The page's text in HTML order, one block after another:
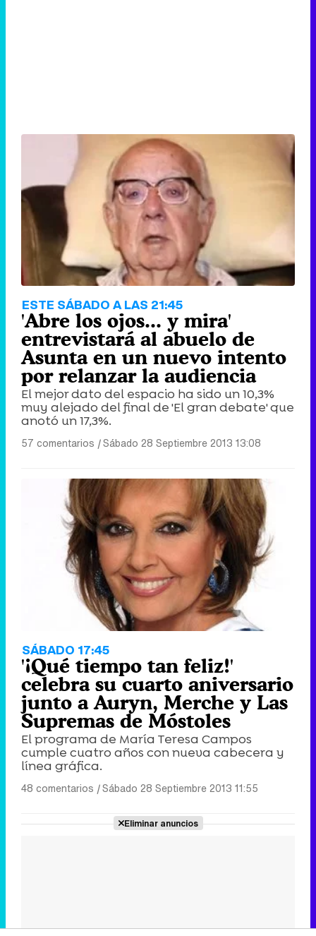
ESTE SÁBADO A LAS 21:45
'Abre los ojos... y mira'
entrevistará al abuelo de
Asunta en un nuevo intento
por relanzar la audiencia
El mejor dato del espacio ha sido un 10,3%
muy alejado del final de 'El gran debate' que
anotó un 17,3%.
57 comentarios |Sábado 28 Septiembre 2013 13:08
SÁBADO 17:45
'¡Qué tiempo tan feliz!'
celebra su cuarto aniversario
junto a Auryn, Merche y Las
Supremas de Móstoles
El programa de María Teresa Campos
cumple cuatro años con nueva cabecera y
línea gráfica.
48 comentarios |Sábado 28 Septiembre 2013 11:55
Eliminar anuncios